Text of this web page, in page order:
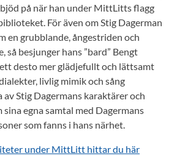
på när han under MittLitts flagg
För även om Stig Dagerman
en grubblande, ångestriden och
besjunger hans ”bard” Bengt
desto mer glädjefullt och lättsamt
livlig mimik och sång
av Stig Dagermans karaktärer och
egna samtal med Dagermans
som fanns i hans närhet.
under MittLitt hittar du här